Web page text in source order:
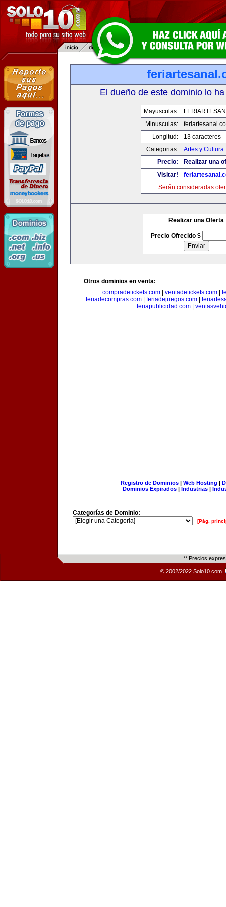
El dueño de este dominio lo
Mayusculas:
Minusculas:
Longitud:
13 caracteres
Categorias:
Artes y Cultura
Precio:
Realizar una
Visitar!
Serán consideradas
Realizar una Oferta
Precio Ofrecido $
Otros dominios en venta:
compradetickets.com| ventadetickets.com|
feriadecompras.com| feriadejuegos.com|
feriapublicidad.com
Registro de Dominios| Web Hosting |
Dominios Expirados | Industrias |
Categorías de Dominio:
[Pág.
** Precios
© 2002/2022 Solo10.com